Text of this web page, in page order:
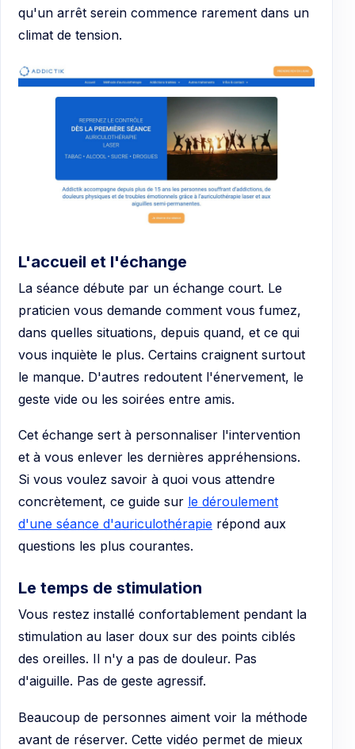
qu'un arrêt serein commence rarement dans un
climat de tension.
L'accueil et l'échange
La séance débute par un échange court. Le
praticien vous demande comment vous fumez,
dans quelles situations, depuis quand, et ce qui
vous inquiète le plus. Certains craignent surtout
le manque. D'autres redoutent l'énervement, le
geste vide ou les soirées entre amis.
Cet échange sert à personnaliser l'intervention
et à vous enlever les dernières appréhensions.
Si vous voulez savoir à quoi vous attendre
concrètement, ce guide sur le déroulement
d'une séance d'auriculothérapie répond aux
questions les plus courantes.
Le temps de stimulation
Vous restez installé confortablement pendant la
stimulation au laser doux sur des points ciblés
des oreilles. Il n'y a pas de douleur. Pas
d'aiguille. Pas de geste agressif.
Beaucoup de personnes aiment voir la méthode
avant de réserver. Cette vidéo permet de mieux